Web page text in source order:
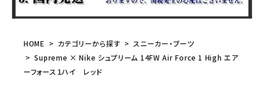
HOME カテゴリーから探す
スニーカー・ブーツ
Supreme × Nike シュプリーム 14FW Air Force 1 High エア
ーフォース１ハイ レッド